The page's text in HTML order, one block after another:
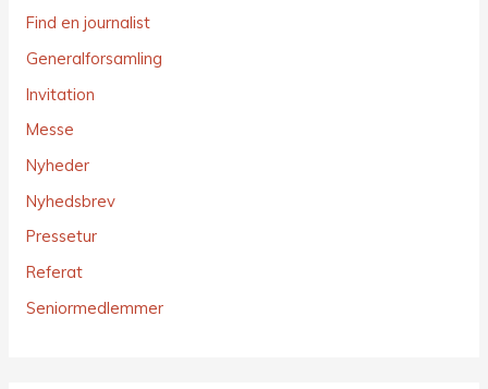
Find en journalist
Generalforsamling
Invitation
Messe
Nyheder
Nyhedsbrev
Pressetur
Referat
Seniormedlemmer